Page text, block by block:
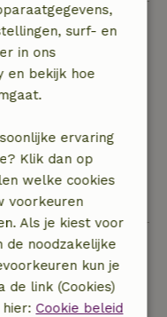
hernieuwbare
van het
surf- en
in ons
en bekijk hoe
ervaring
Klik dan op
welke cookies
voorkeuren
Als je kiest voor
de noodzakelijke
kun je
de link (Cookies)
Cookie beleid